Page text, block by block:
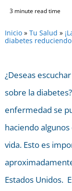
3 minute read time
Inicio » Tu Salud »
diabetes
¿Deseas
sobre la
enfermedad se
haciendo
vida. Esto es
Estados Unidos.